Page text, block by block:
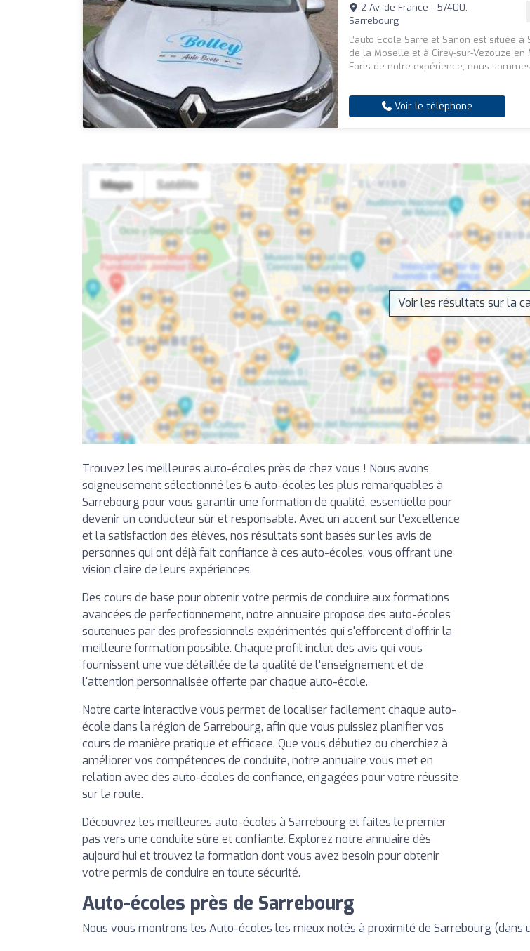
2 Av. de France - 57400,
Sarrebourg
L’auto Ecole Sarre et Sanon est située
de la Moselle et à Cirey-sur-Vezouze en
Forts de notre expérience, nous
Voir le téléphone
Voir les résultats sur la
Trouvez les meilleures auto-écoles près de chez vous ! Nous avons
soigneusement sélectionné les 6 auto-écoles les plus remarquables à
Sarrebourg pour vous garantir une formation de qualité, essentielle pour
devenir un conducteur sûr et responsable. Avec un accent sur l'excellence
et la satisfaction des élèves, nos résultats sont basés sur les avis de
personnes qui ont déjà fait confiance à ces auto-écoles, vous offrant une
vision claire de leurs expériences.
Des cours de base pour obtenir votre permis de conduire aux formations
avancées de perfectionnement, notre annuaire propose des auto-écoles
soutenues par des professionnels expérimentés qui s'efforcent d'offrir la
meilleure formation possible. Chaque profil inclut des avis qui vous
fournissent une vue détaillée de la qualité de l'enseignement et de
l'attention personnalisée offerte par chaque auto-école.
Notre carte interactive vous permet de localiser facilement chaque auto-
école dans la région de Sarrebourg, afin que vous puissiez planifier vos
cours de manière pratique et efficace. Que vous débutiez ou cherchiez à
améliorer vos compétences de conduite, notre annuaire vous met en
relation avec des auto-écoles de confiance, engagées pour votre réussite
sur la route.
Découvrez les meilleures auto-écoles à Sarrebourg et faites le premier
pas vers une conduite sûre et confiante. Explorez notre annuaire dès
aujourd'hui et trouvez la formation dont vous avez besoin pour obtenir
votre permis de conduire en toute sécurité.
Auto-écoles près de Sarrebourg
Nous vous montrons les Auto-écoles les mieux notés à proximité de Sarrebourg (dans